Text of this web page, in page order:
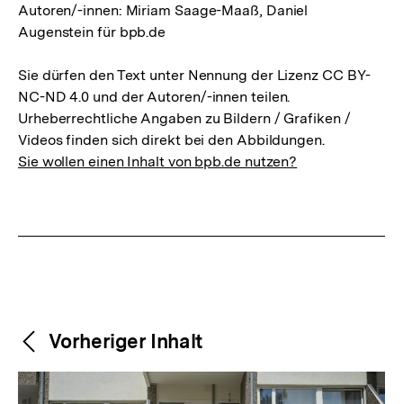
Autoren/-innen: Miriam Saage-Maaß, Daniel
Augenstein für bpb.de
Sie dürfen den Text unter Nennung der Lizenz CC BY-
NC-ND 4.0 und der Autoren/-innen teilen.
Urheberrechtliche Angaben zu Bildern / Grafiken /
Videos finden sich direkt bei den Abbildungen.
Sie wollen einen Inhalt von bpb.de nutzen?
Weitere
Inhalte
Content-
Navigation
Vorheriger Inhalt